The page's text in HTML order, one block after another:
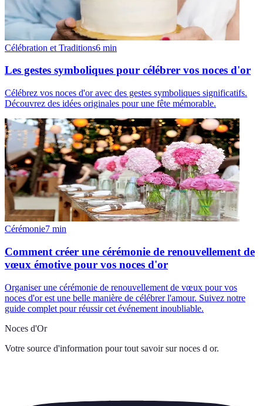
Célébration et Traditions6 min
Les gestes symboliques pour célébrer vos noces d'or
Célébrez vos noces d'or avec des gestes symboliques significatifs.
Découvrez des idées originales pour une fête mémorable.
Cérémonie7 min
Comment créer une cérémonie de renouvellement de
vœux émotive pour vos noces d'or
Organiser une cérémonie de renouvellement de vœux pour vos
noces d'or est une belle manière de célébrer l'amour. Suivez notre
guide complet pour réussir cet événement inoubliable.
Noces d'Or
Votre source d'information pour tout savoir sur noces d or.